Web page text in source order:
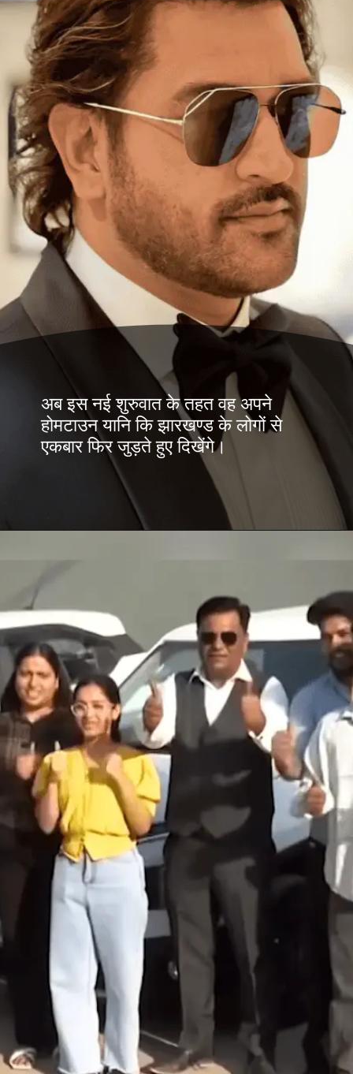
अब इस नई शुरुवात के तहत वह अपने
होमटाउन यानि कि झारखण्ड के लोगों से
एकबार फिर जुड़ते हुए दिखेंगे।